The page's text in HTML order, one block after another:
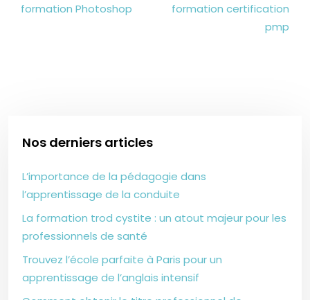
formation Photoshop
formation certification
pmp
Nos derniers articles
L’importance de la pédagogie dans
l’apprentissage de la conduite
La formation trod cystite : un atout majeur pour les
professionnels de santé
Trouvez l’école parfaite à Paris pour un
apprentissage de l’anglais intensif